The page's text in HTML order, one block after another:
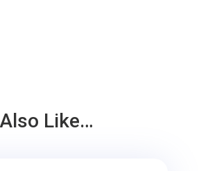
Like…